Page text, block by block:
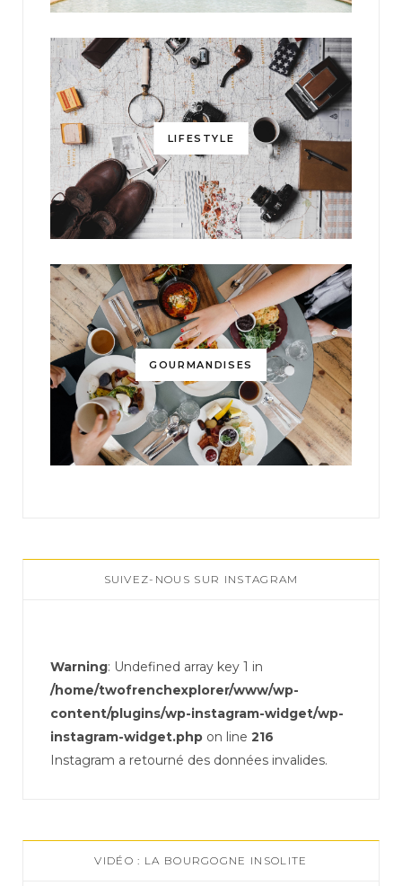
LIFESTYLE
GOURMANDISES
SUIVEZ-NOUS SUR INSTAGRAM
Warning: Undefined array key 1 in
/home/twofrenchexplorer/www/wp-
content/plugins/wp-instagram-widget/wp-
instagram-widget.php on line 216
Instagram a retourné des données invalides.
VIDÉO : LA BOURGOGNE INSOLITE